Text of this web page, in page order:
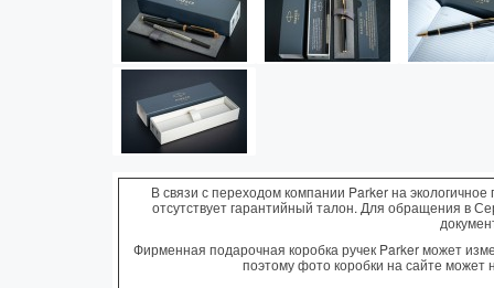
В связи с переходом компании Parker на экологичное
отсутствует гарантийный талон. Для обращения в
Фирменная подарочная коробка ручек Parker может
поэтому фото коробки на сайте может